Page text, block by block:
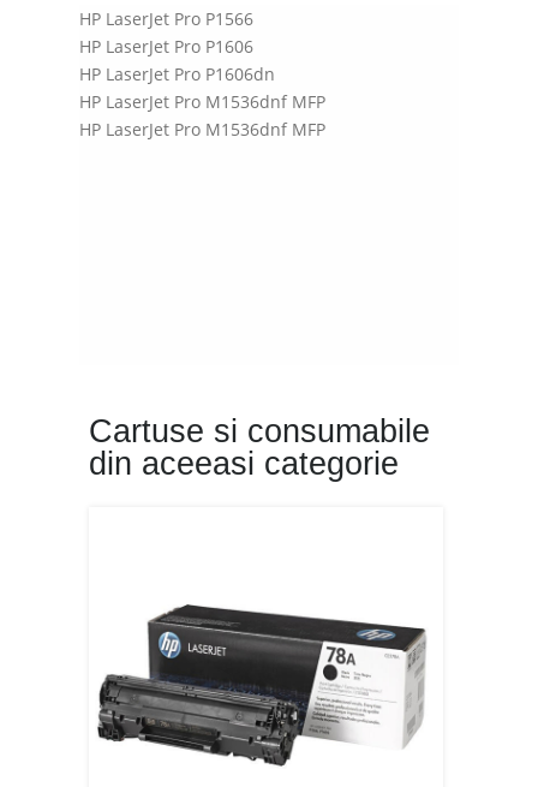
HP LaserJet Pro P1566
HP LaserJet Pro P1606
HP LaserJet Pro P1606dn
HP LaserJet Pro M1536dnf MFP
HP LaserJet Pro M1536dnf MFP
Cartuse si consumabile
din aceeasi categorie